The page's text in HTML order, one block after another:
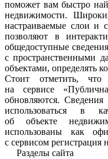
поможет вам быстро
недвижимости.
настраиваемые слои и
позволяют в
общедоступные
с пространственными
объектами, определять
Стоит отметить, что
на сервисе
обновляются.
использоваться в
об объекте
использованы как
с сервисом регистрация
Разделы сайта